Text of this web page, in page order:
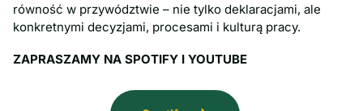
równość w przywództwie – nie tylko deklaracjami, ale
konkretnymi decyzjami, procesami i kulturą pracy.
ZAPRASZAMY NA SPOTIFY I YOUTUBE